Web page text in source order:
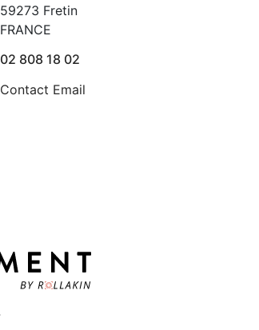
59273 Fretin
FRANCE
02 808 18 02
Contact Email